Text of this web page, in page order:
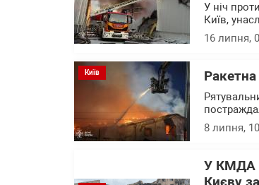
У ніч
Київ,
16 липня,
Київ
8 липня,
У КМДА